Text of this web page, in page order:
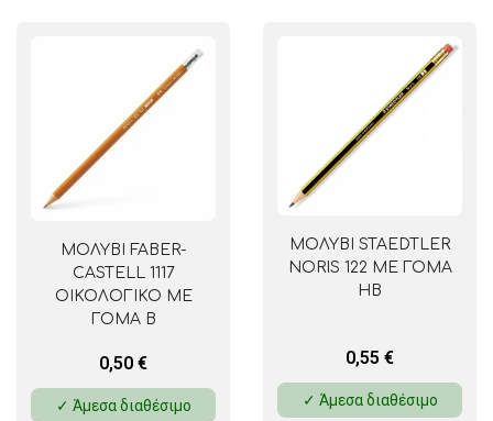
ΜΟΛΥΒΙ FABER-
CASTELL 1117
ΟΙΚΟΛΟΓΙΚΟ ΜΕ
ΓΟΜΑ B
0,50 €
✓ Άμεσα διαθέσιμο
ΜΟΛΥΒΙ STAEDTLER
NORIS 122 ΜΕ ΓΟΜΑ
HΒ
0,55 €
✓ Άμεσα διαθέσιμο